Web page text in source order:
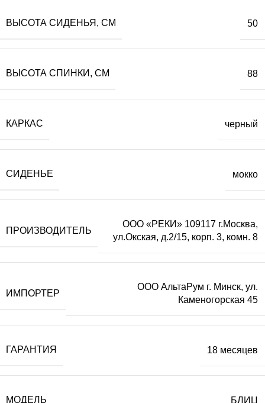
ВЫСОТА СИДЕНЬЯ, СМ 50
ВЫСОТА СПИНКИ, СМ 88
КАРКАС черный
СИДЕНЬЕ мокко
ПРОИЗВОДИТЕЛЬ
ООО «РЕКИ» 109117 г.Москва,
ул.Окская, д.2/15, корп. 3, комн. 8
ИМПОРТЕР
ООО АльтаРум г. Минск, ул.
Каменогорская 45
ГАРАНТИЯ 18 месяцев
МОДЕЛЬ БЛИЦ